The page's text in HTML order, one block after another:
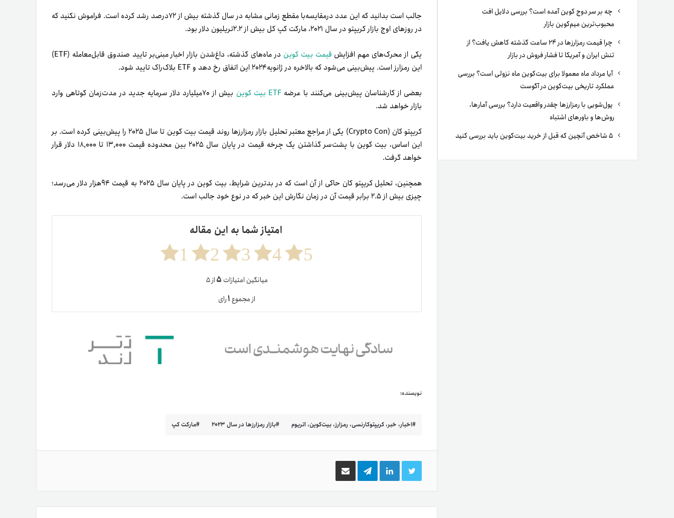
چه بر سر دوج کوین آمده است؟ بررسی دلایل افت
محبوب‌ترین میم‌کوین بازار
چرا قیمت رمزارزها در ۲۴ ساعت گذشته کاهش یافت؟ از
تنش ایران و آمریکا تا فشار فروش در بازار
آیا مرداد ماه معمولا برای بیت‌کوین ماه نزولی است؟ بررسی
عملکرد تاریخی بیت‌کوین در آگوست
پول‌شویی با رمزارزها چقدر واقعیت دارد؟ بررسی آمارها،
روش‌ها و باورهای اشتباه
جالب است بدانید که این عدد در‌مقایسه‌با مقطع زمانی مشابه در سال گذشته بیش از ۷۲درصد رشد کرده است. فراموش نکنید که
در روزهای اوج بازار کریپتو در سال ۲۰۲۱، مارکت کپ کل بیش از ۲.۲تریلیون دلار بود.
یکی از محرک‌های مهم افزایش قیمت بیت کوین
در ماه‌های گذشته، داغ‌شدن بازار اخبار مبنی‌بر تایید صندوق قابل‌معامله (ETF)
این رمزارز است. پیش‌بینی می‌شود که بالاخره در ژانویه‌۲۰۲۴ این اتفاق رخ دهد و ETF بلاک‌راک تایید شود.
بعضی از کارشناسان پیش‌بینی می‌کنند با عرضهETF بیت کوین
بیش از ۷۰میلیارد دلار سرمایه جدید در مدت‌زمان کوتاهی وارد
بازار خواهد شد.
کریپتو کان (Crypto Con) یکی از مراجع معتبر تحلیل بازار رمزارزها روند قیمت بیت کوین تا سال ۲۰۲۵ را پیش‌بینی کرده است. بر
این اساس، بیت کوین با پشت‌سر گذاشتن یک چرخه قیمت در پایان سال ۲۰۲۵ بین محدوده قیمت ۱۳,۰۰۰ تا ۱۸,۰۰۰ دلار قرار
خواهد گرفت.
همچنین، تحلیل کریپتو کان حاکی از آن است که در بدترین شرایط، بیت کوین در پایان سال ۲۰۲۵ به قیمت ۹۴هزار دلار می‌رسد؛
چیزی بیش از ۲.۵ برابر قیمت آن در زمان نگارش این خبر که در نوع خود جالب است.
امتیاز شما به این مقاله
5
4
3
2
1
میانگین امتیازات ۵از ۵
از مجموع۱رای
نویسنده:
اخبار، خبر، کریپتوکارنسی، رمزارز، بیت‌کوین، اتریوم بازار رمزارزها در سال ۲۰۲۳ مارکت کپ
توییتر لینکدینتلگرام اشتراک
گذاری
ایمیل